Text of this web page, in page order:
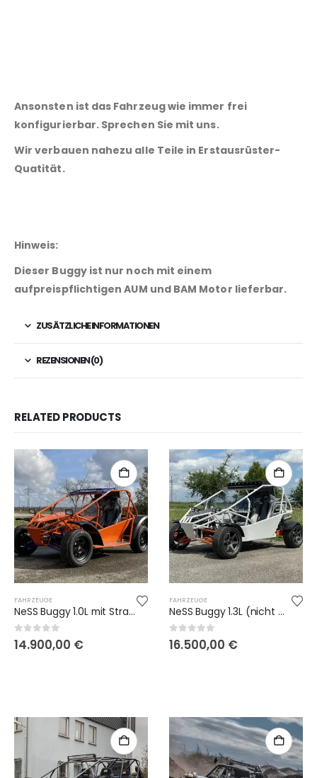
Ansonsten ist das Fahrzeug wie immer frei
konfigurierbar. Sprechen Sie mit uns.
Wir verbauen nahezu alle Teile in Erstausrüster-
Quatität.
Hinweis:
Dieser Buggy ist nur noch mit einem
aufpreispflichtigen AUM und BAM Motor lieferbar.
ZUSÄTZLICHE INFORMATIONEN
REZENSIONEN (0)
RELATED PRODUCTS
FAHRZEUGE
NeSS Buggy 1.0L mit Straßenzulassung
0 out of 5
14.900,00 €
FAHRZEUGE
NeSS Buggy 1.3L (nicht mehr lieferbar)
0out of 5
16.500,00 €